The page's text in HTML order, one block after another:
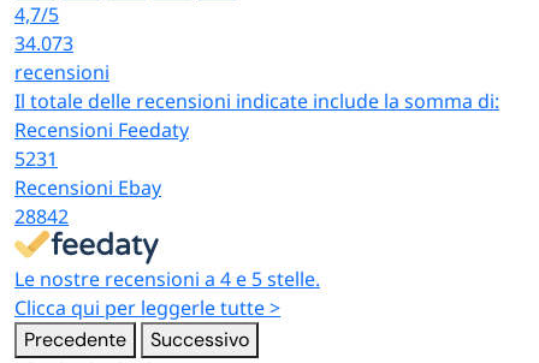
4,7/5
34.073
recensioni
Il totale delle recensioni indicate include la somma di:
Recensioni Feedaty
5231
Recensioni Ebay
28842
Le nostre recensioni a 4 e 5 stelle.
Clicca qui per leggerle tutte >
Precedente Successivo